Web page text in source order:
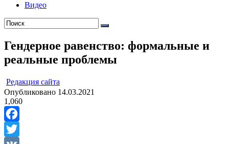
Видео
Гендерное равенство: формальные и
реальные проблемы
Редакция cайта
Опубликовано 14.03.2021
1,060
Facebook